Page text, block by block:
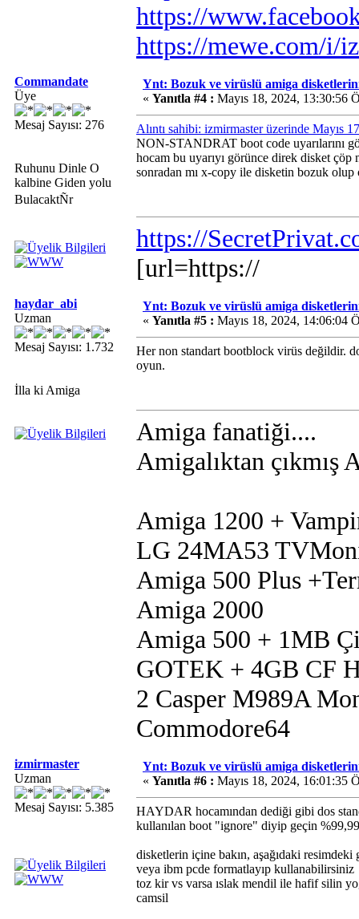
https://
https://mewe.com/i/
Commandate
Üye
Mesaj Sayısı: 276
Ruhunu Dinle O
kalbine Giden yolu
BulacaktÑr
Ynt: Bozuk ve virüslü amiga
« Yanıtla #4 : Mayıs 18, 2024, 13:30:56
Alıntı sahibi: izmirmaster üzerinde Mayıs
NON-STANDRAT boot code uyarılarını
hocam bu uyarıyı görünce direk disket
sonradan mı x-copy ile disketin bozuk olup
https://
[url=https://
haydar_abi
Uzman
Mesaj Sayısı: 1.732
İlla ki Amiga
Ynt: Bozuk ve virüslü amiga
« Yanıtla #5 : Mayıs 18, 2024, 14:06:04
Her non standart bootblock virüs değildir.
oyun.
Amiga fanatiği....
Amigalıktan çıkmış
Amiga 1200 +
LG 24MA53
Amiga 500 Plus
Amiga 2000
Amiga 500 + 1MB
GOTEK + 4GB CF
2 Casper M989A
Commodore64
izmirmaster
Uzman
Mesaj Sayısı: 5.385
Ynt: Bozuk ve virüslü amiga
« Yanıtla #6 : Mayıs 18, 2024, 16:01:35
HAYDAR hocamından dediği gibi dos
kullanılan boot "ignore" diyip geçin
disketlerin içine bakın, aşağıdaki
veya ibm pcde formatlayıp kullanabilirsiniz
toz kir vs varsa ıslak mendil ile hafif silin
camsil